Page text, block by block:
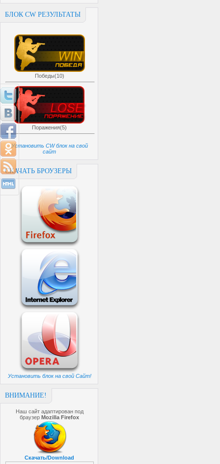
БЛОК CW РЕЗУЛЬТАТЫ
Победы(10)
Поражения(5)
Установить CW блок на свой
сайт
СКАЧАТЬ БРОУЗЕРЫ
Установить блок на свой Сайт!
ВНИМАНИЕ!
Наш сайт адаптирован под
браузерMozilla Firefox
Скачать/Download